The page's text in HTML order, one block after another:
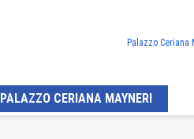
Palazzo Ceriana
PALAZZO CERIANA MAYNERI